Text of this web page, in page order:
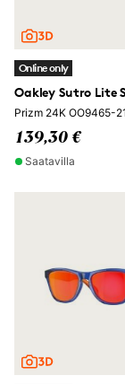
Online only
Oakley Sutro Lite
Prizm 24K OO9465-
139,30 €
Saatavilla